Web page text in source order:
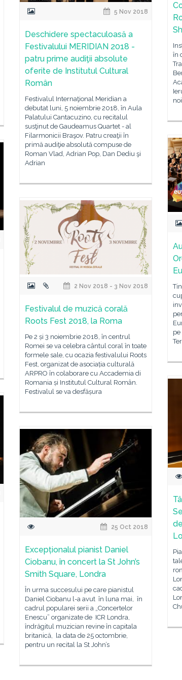
în
5 Nov 2018
Deschidere spectaculoasă a
Festivalului MERIDIAN 2018 -
patru prime audiţii absolute
oferite de Institutul Cultural
Român
Festivalul Internaţional Meridian a
debutat luni, 5 noiembrie 2018, în Aula
Palatului Cantacuzino, cu recitalul
susţinut de Gaudeamus Quartet - al
Filarmonicii Braşov. Patru creaţii în
primă audiţie absolută compuse de
Roman Vlad, Adrian Pop, Dan Dediu şi
Adrian
pe
2 Nov 2018 - 3 Nov 2018
Festivalul de muzică corală
Roots Fest 2018, la Roma
Pe 2 și 3 noiembrie 2018, în centrul
Romei se va celebra cântul coral în toate
formele sale, cu ocazia festivalului Roots
Fest, organizat de asociația culturală
ARPRO în colaborare cu Accademia di
Romania și Institutul Cultural Român.
Festivalul se va desfășura
25 Oct 2018
Excepționalul pianist Daniel
Ciobanu, în concert la St John’s
Smith Square, Londra
În urma succesului pe care pianistul
Daniel Ciobanu l-a avut în luna mai, în
cadrul popularei serii a „Concertelor
Enescu” organizate de ICR Londra,
îndrăgitul muzician revine în capitala
britanică, la data de 25 octombrie,
pentru un recital la St John’s